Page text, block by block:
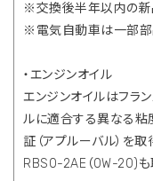
※交換後半年以内の新
※電気自動車は一部部
・エンジンオイル
エンジンオイルはフラ
ルに適合する異なる粘
証（アプルーバル）を
RBS0-2AE（0W-20)も